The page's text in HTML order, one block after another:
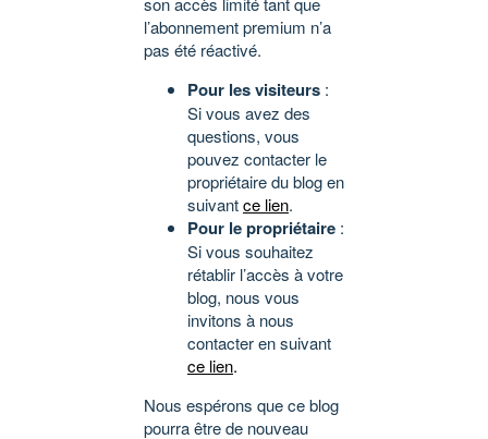
l’abonnement premium n’a
pas été réactivé.
Pour les visiteurs :
Si vous avez des
questions, vous
pouvez contacter le
propriétaire du blog en
suivantce lien.
Pour le propriétaire :
Si vous souhaitez
rétablir l’accès à votre
blog, nous vous
invitons à nous
contacter en suivant
ce lien.
Nous espérons que ce blog
pourra être de nouveau